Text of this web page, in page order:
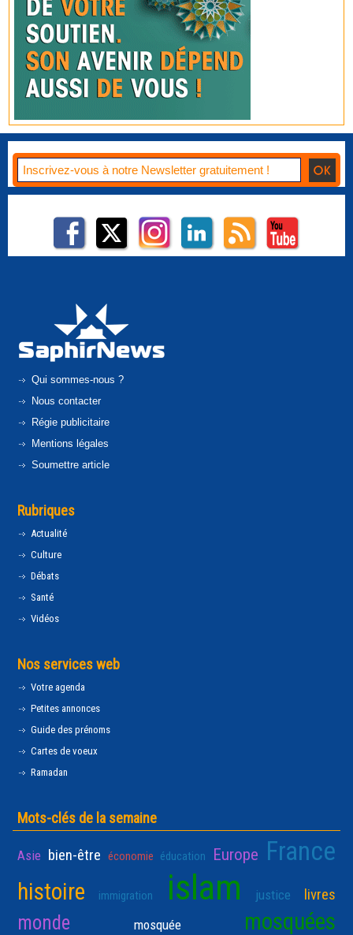
Qui sommes-nous ?
Nous contacter
Régie publicitaire
Mentions légales
Soumettre article
Rubriques
Actualité
Culture
Débats
Santé
Vidéos
Nos services web
Votre agenda
Petites annonces
Guide des prénoms
Cartes de voeux
Ramadan
Mots-clés de la semaine
Asie bien-être économie éducation Europe France
histoire immigration islam justice livres
monde mosquée mosquées